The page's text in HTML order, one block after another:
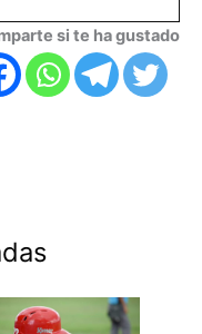
si te ha gustado